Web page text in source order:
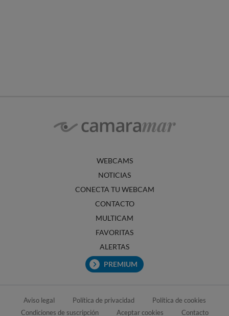
WEBCAMS
NOTICIAS
CONECTA TU WEBCAM
CONTACTO
MULTICAM
FAVORITAS
ALERTAS
PREMIUM
Aviso legal Política de privacidad
Política de cookies
Condiciones de suscripción
Aceptar cookies Contacto